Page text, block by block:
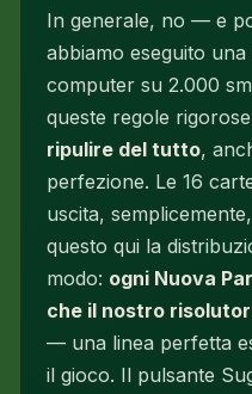
In generale, no — e
abbiamo eseguito
computer su 2.000
queste regole
ripulire del tutto,
perfezione. Le 16
uscita,
questo qui la
modo: ogni Nuova
che il nostro
— una linea perfetta
il gioco. Il pulsante